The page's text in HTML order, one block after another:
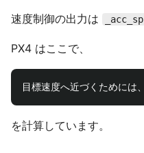
速度制御の出力は _acc_sp
PX4 はここで、
を計算しています。